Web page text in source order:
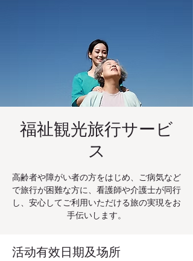
福祉観光旅行サービ
ス
高齢者や障がい者の方をはじめ、ご病気など
で旅行が困難な方に、看護師や介護士が同行
し、安心してご利用いただける旅の実現をお
手伝いします。
活动有效日期及场所